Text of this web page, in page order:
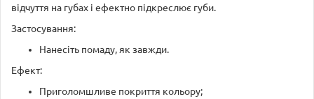
відчуття на губах і ефектно підкреслює губи.
Застосування:
Нанесіть помаду, як завжди.
Ефект:
Приголомшливе покриття кольору;